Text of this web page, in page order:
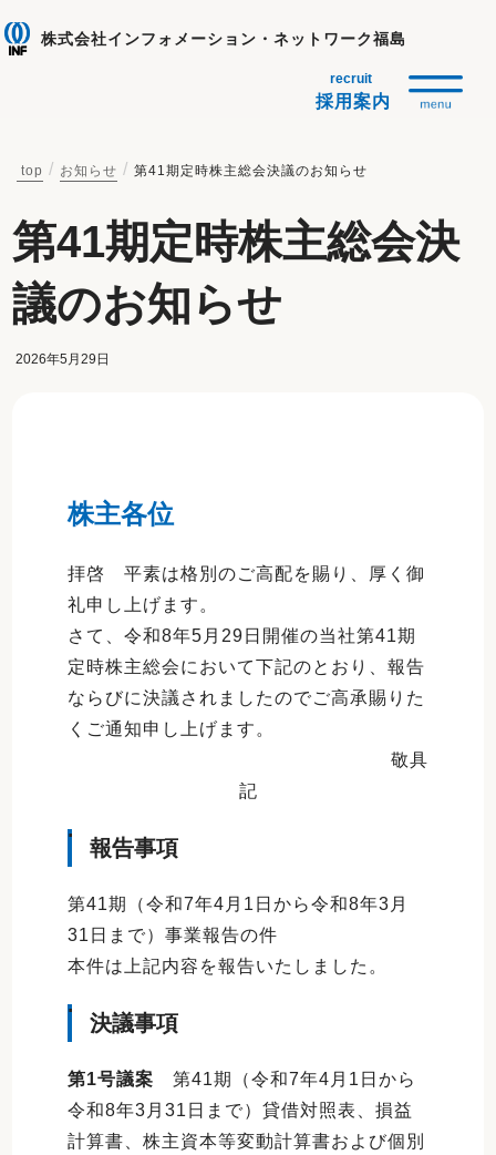
株式会社インフォメーション・ネットワーク福島
採用案内
top お知らせ 第41期定時株主総会決議のお知らせ
2026年5月29日
第41期定時株主総会決
議のお知らせ
株主各位
拝啓 平素は格別のご高配を賜り、厚く御
礼申し上げます。
さて、令和8年5月29日開催の当社第41期
定時株主総会において下記のとおり、報告
ならびに決議されましたのでご高承賜りた
くご通知申し上げます。
敬具
記
報告事項
第41期（令和7年4月1日から令和8年3月
31日まで）事業報告の件
本件は上記内容を報告いたしました。
決議事項
第1号議案 第41期（令和7年4月1日から
令和8年3月31日まで）貸借対照表、損益
計算書、株主資本等変動計算書および個別